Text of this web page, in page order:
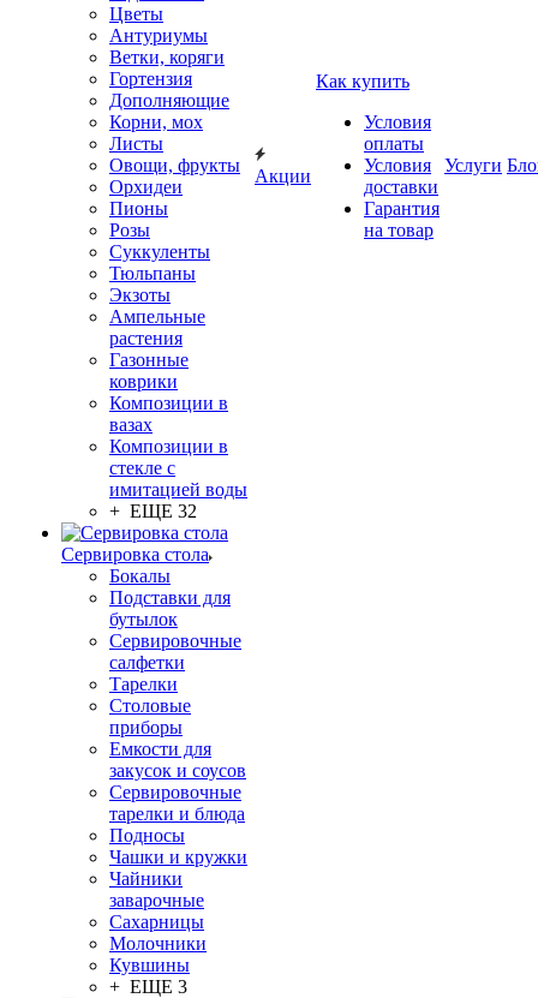
Цветы
Антуриумы
Ветки, коряги
Гортензия
Дополняющие
Корни, мох
Листы
Овощи, фрукты
Орхидеи
Пионы
Розы
Суккуленты
Тюльпаны
Экзоты
Ампельные
растения
Газонные
коврики
Композиции в
вазах
Композиции в
стекле с
имитацией воды
+ ЕЩЕ 32
Сервировка стола
Бокалы
Подставки для
бутылок
Сервировочные
салфетки
Тарелки
Столовые
приборы
Емкости для
закусок и соусов
Сервировочные
тарелки и блюда
Подносы
Чашки и кружки
Чайники
заварочные
Сахарницы
Молочники
Кувшины
+ ЕЩЕ 3
Акции
Как купить
Условия
оплаты
Условия
доставки
Гарантия
на товар
Услуги